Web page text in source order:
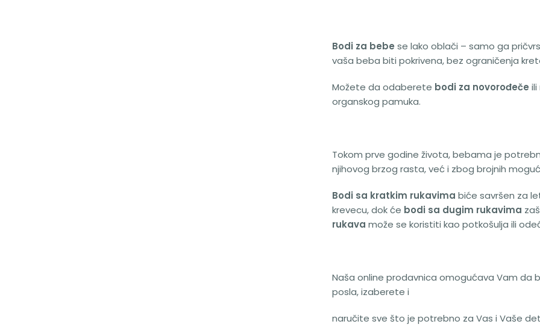
Bodi za bebe se lako oblači – samo ga
vaša beba biti pokrivena, bez ograničenja
Možete da odaberete bodi za novorođeče
organskog pamuka.
Tokom prve godine života, bebama je
njihovog brzog rasta, već i zbog brojnih
Bodi sa kratkim rukavima biće savršen za
krevecu, dok će bodi sa dugim rukavima
rukava može se koristiti kao potkošulja ili
Naša online prodavnica omogućava Vam da
posla, izaberete i
naručite sve što je potrebno za Vas i Vaše